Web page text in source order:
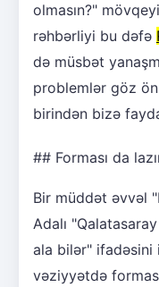
olmasın?"
rəhbərliyi bu dəfə
də müsbət
problemlər göz
birindən bizə
## Forması da
Bir müddət əvvəl
Adalı
ala bilər" ifadəsini
vəziyyətdə